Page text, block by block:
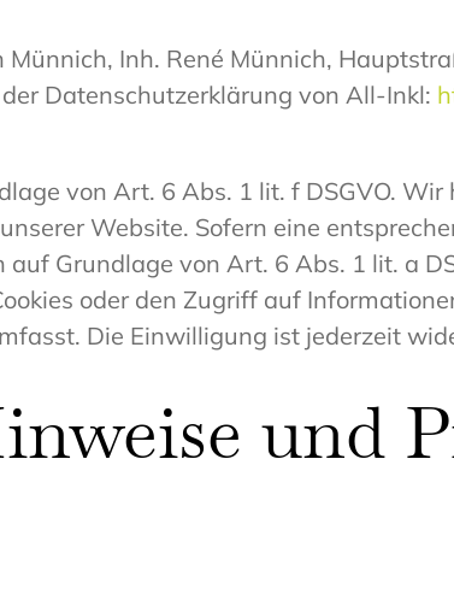
Inh. René Münnich,
Datenschutzerklärung von All-Inkl:
von Art. 6 Abs. 1 lit. f DSGVO. Wir
Website. Sofern eine
Grundlage von Art. 6 Abs. 1 lit. a
oder den Zugriff auf
Die Einwilligung ist jederzeit
und